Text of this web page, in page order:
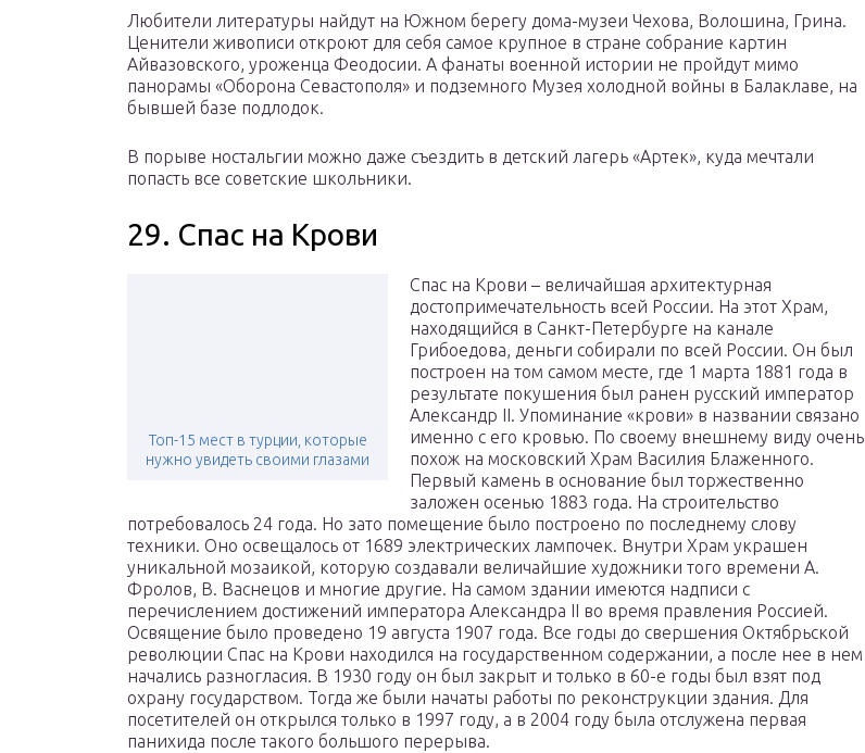
Любители литературы найдут на Южном берегу дома-музеи Чехова, Волошина, Грина.
Ценители живописи откроют для себя самое крупное в стране собрание картин
Айвазовского, уроженца Феодосии. А фанаты военной истории не пройдут мимо
панорамы «Оборона Севастополя» и подземного Музея холодной войны в Балаклаве, на
бывшей базе подлодок.
В порыве ностальгии можно даже съездить в детский лагерь «Артек», куда мечтали
попасть все советские школьники.
29. Спас на Крови
Топ-15 мест в турции, которые
нужно увидеть своими глазами
Спас на Крови – величайшая архитектурная
достопримечательность всей России. На этот Храм,
находящийся в Санкт-Петербурге на канале
Грибоедова, деньги собирали по всей России. Он был
построен на том самом месте, где 1 марта 1881 года в
результате покушения был ранен русский император
Александр II. Упоминание «крови» в названии связано
именно с его кровью. По своему внешнему виду очень
похож на московский Храм Василия Блаженного.
Первый камень в основание был торжественно
заложен осенью 1883 года. На строительство
потребовалось 24 года. Но зато помещение было построено по последнему слову
техники. Оно освещалось от 1689 электрических лампочек. Внутри Храм украшен
уникальной мозаикой, которую создавали величайшие художники того времени А.
Фролов, В. Васнецов и многие другие. На самом здании имеются надписи с
перечислением достижений императора Александра II во время правления Россией.
Освящение было проведено 19 августа 1907 года. Все годы до свершения Октябрьской
революции Спас на Крови находился на государственном содержании, а после нее в нем
начались разногласия. В 1930 году он был закрыт и только в 60-е годы был взят под
охрану государством. Тогда же были начаты работы по реконструкции здания. Для
посетителей он открылся только в 1997 году, а в 2004 году была отслужена первая
панихида после такого большого перерыва.